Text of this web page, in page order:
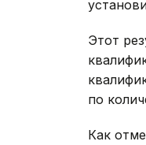
Этот
по
Как